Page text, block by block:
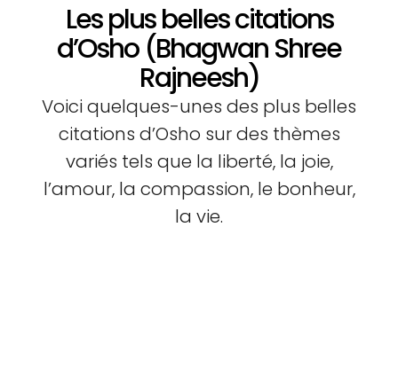
Les plus belles citations
d’Osho (Bhagwan Shree
Rajneesh)
Voici quelques-unes des plus belles
citations d’Osho sur des thèmes
variés tels que la liberté, la joie,
l’amour, la compassion, le bonheur,
la vie.